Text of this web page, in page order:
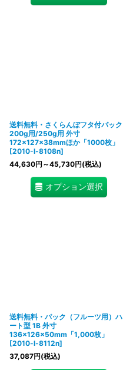
送料無料・さくらんぼフタ付パック
200g用/250g用 外寸
172×127×38mmほか「1000枚」
[2010-l-8108n]
44,630円 ～45,730円(税込)
オプション選択
送料無料・パック（フルーツ用）ハ
ート型 1B 外寸
136×126×50mm「1,000枚」
[2010-l-8112n]
37,087円(税込)